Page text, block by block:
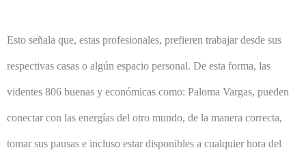
Esto señala que, estas profesionales, prefieren trabajar desde sus
respectivas casas o algún espacio personal. De esta forma, las
videntes 806 buenas y económicas como: Paloma Vargas, pueden
conectar con las energías del otro mundo, de la manera correcta,
tomar sus pausas e incluso estar disponibles a cualquier hora del